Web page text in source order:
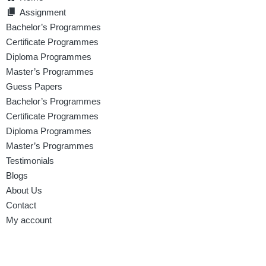
Assignment
Bachelor’s Programmes
Certificate Programmes
Diploma Programmes
Master’s Programmes
Guess Papers
Bachelor’s Programmes
Certificate Programmes
Diploma Programmes
Master’s Programmes
Testimonials
Blogs
About Us
Contact
My account